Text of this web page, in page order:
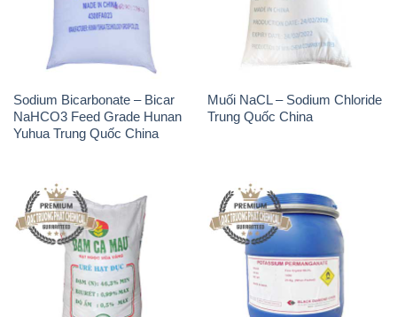
Sodium Bicarbonate – Bicar
NaHCO3 Feed Grade Hunan
Yuhua Trung Quốc China
Muối NaCL – Sodium Chloride
Trung Quốc China